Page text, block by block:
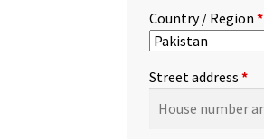
Country / Region*
Street address*